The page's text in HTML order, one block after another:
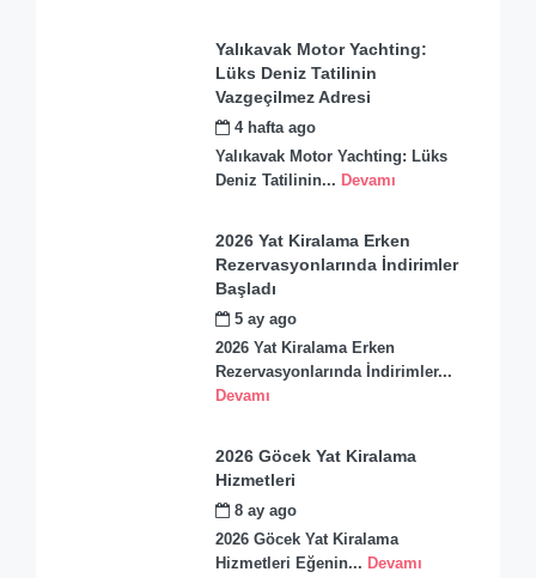
Yalıkavak Motor Yachting:
Lüks Deniz Tatilinin
Vazgeçilmez Adresi
4 hafta ago
Yalıkavak Motor Yachting: Lüks
Deniz Tatilinin... Devamı
2026 Yat Kiralama Erken
Rezervasyonlarında İndirimler
Başladı
5 ay ago
2026 Yat Kiralama Erken
Rezervasyonlarında İndirimler...
Devamı
2026 Göcek Yat Kiralama
Hizmetleri
8 ay ago
2026 Göcek Yat Kiralama
Hizmetleri Eğenin... Devamı